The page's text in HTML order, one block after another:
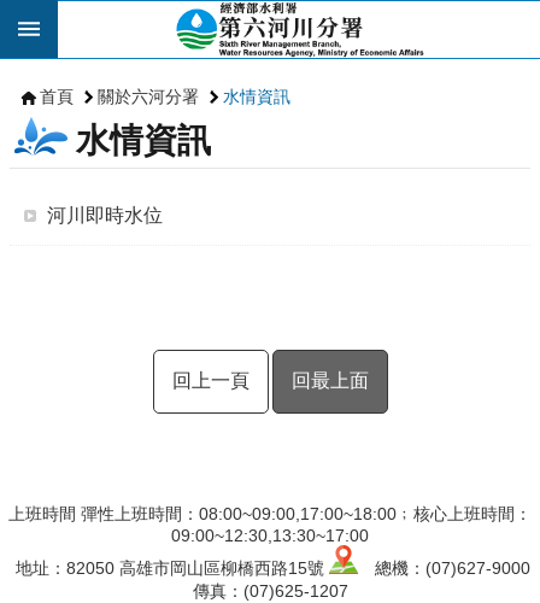
跳到主要內容區塊
首頁 關於六河分署 水情資訊
水情資訊
河川即時水位
回上一頁 回最上面
上班時間 彈性上班時間：08:00~09:00,17:00~18:00﹔核心上班時間：
09:00~12:30,13:30~17:00
地址：82050 高雄市岡山區柳橋西路15號
總機：(07)627-9000
傳真：(07)625-1207